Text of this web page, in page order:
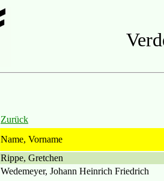
Zurück
Name, Vorname
Rippe, Gretchen
Wedemeyer, Johann Heinrich Friedrich